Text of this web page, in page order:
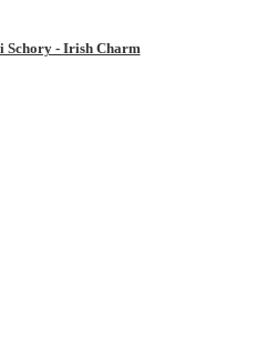
Schory - Irish Charm